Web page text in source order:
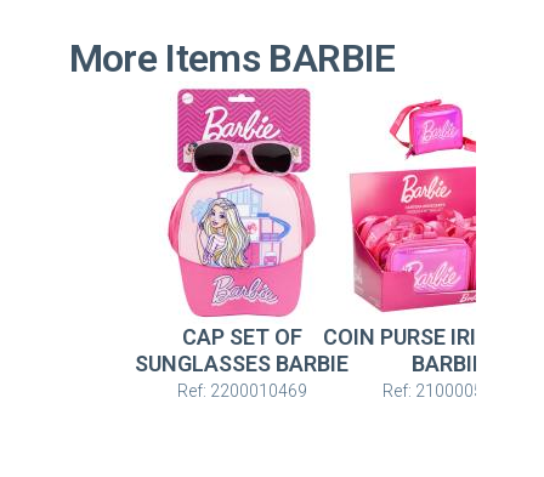
More Items BARBIE
CAP SET OF
SUNGLASSES BARBIE
Ref: 2200010469
COIN PURSE
BARBIE
Ref: 2100005923